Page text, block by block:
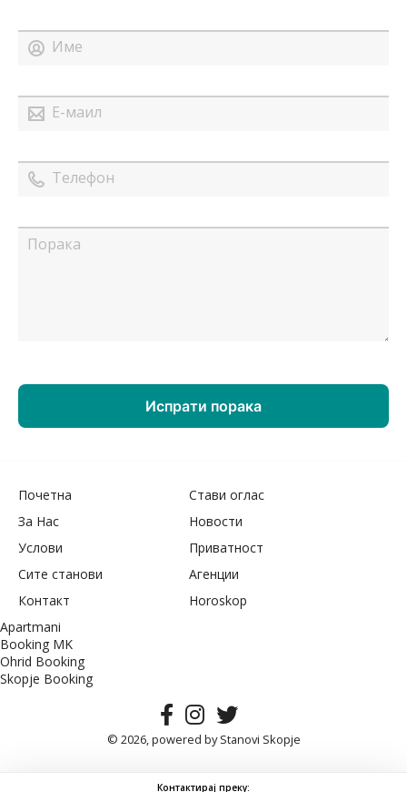
Контактирај преку:
Почетна
Стави оглас
За Нас
Новости
Услови
Приватност
Сите станови
Агенции
Контакт
Horoskop
Apartmani
Booking MK
Ohrid Booking
Skopje Booking
© 2026, powered byStanovi Skopje